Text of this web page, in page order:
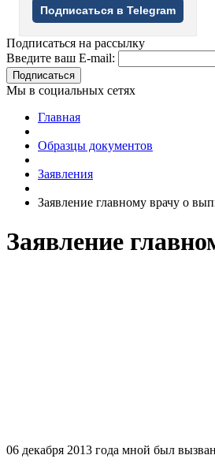
Подписаться в Telegram
Подписаться на рассылку
Введите ваш E-mail:
Подписаться
Мы в социальных сетях
Главная
Образцы документов
Заявления
Заявление главному врачу о
Заявление
06 декабря 2013 года мной был